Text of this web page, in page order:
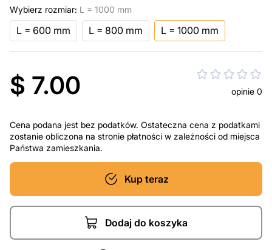
Wybierz rozmiar: L = 1000 mm
L = 600 mm L = 800 mm L = 1000 mm
$ 7.00 opinie 0
Cena podana jest bez podatków. Ostateczna cena z podatkami
zostanie obliczona na stronie płatności w zależności od miejsca
Państwa zamieszkania.
Kup teraz
Dodaj do koszyka